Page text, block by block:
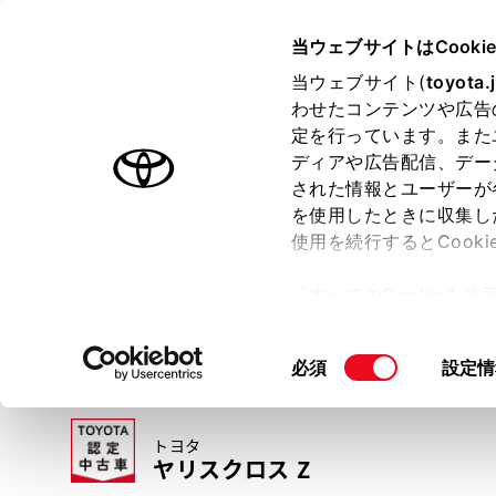
当ウェブサイトは
当ウェブサイト(
わせたコンテンツや広
定を行っています。ま
ディアや広告配信、デ
された情報とユーザー
を使用したときに収集
使用を続行すると
て」をご覧ください。
同
択
必須 設定
オーナーサポート トピックス
トヨタ認定中古車
トヨタ認定中古車の魅力 3つの買い方
トヨタ
ヤリスクロス Z